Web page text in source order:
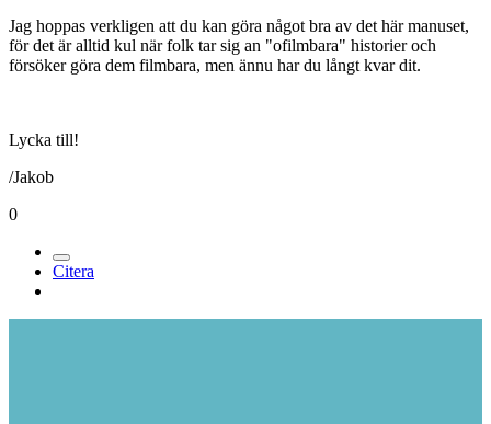
Jag hoppas verkligen att du kan göra något bra av det här manuset,
för det är alltid kul när folk tar sig an "ofilmbara" historier och
försöker göra dem filmbara, men ännu har du långt kvar dit.
Lycka till!
/Jakob
0
Citera